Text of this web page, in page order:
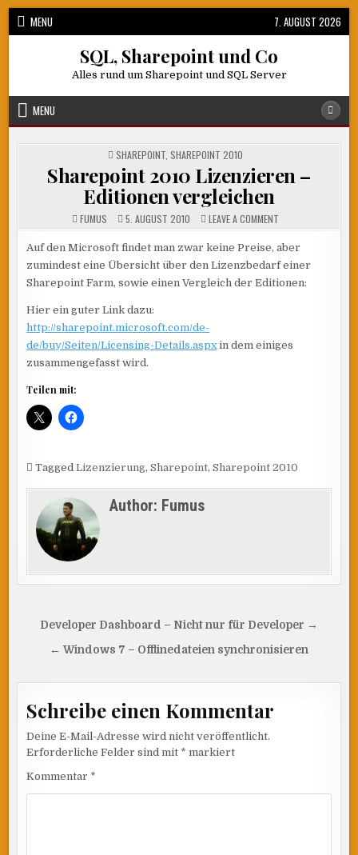
Skip
MENU 7. AUGUST 2026
SQL, Sharepoint und Co
Alles rund um Sharepoint und SQL Server
MENU
POSTED
IN
SHAREPOINT, SHAREPOINT 2010
Sharepoint 2010 Lizenzieren –
Editionen vergleichen
FUMUS 5. AUGUST 2010 LEAVE A COMMENTON
LIZENZIEREN
EDITIONEN
VERGLEICHEN
Auf den Microsoft findet man zwar keine Preise, aber
zumindest eine Übersicht über den Lizenzbedarf einer
Sharepoint Farm, sowie einen Vergleich der Editionen:
Hier ein guter Link dazu:
http://sharepoint.microsoft.com/de-
de/buy/Seiten/Licensing-Details.aspxin dem einiges
zusammengefasst wird.
Teilen mit:
TaggedLizenzierung,Sharepoint,Sharepoint 2010
Author: Fumus
Beitragsnavigation
Developer Dashboard – Nicht nur für Developer →
← Windows 7 – Offlinedateien synchronisieren
Schreibe einen Kommentar
Deine E-Mail-Adresse wird nicht veröffentlicht.
Erforderliche Felder sind mit * markiert
Kommentar *